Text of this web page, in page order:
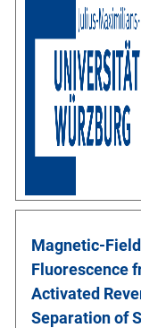
Magnetic-
Fluorescence
Activated
Separation of